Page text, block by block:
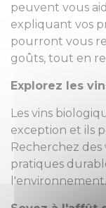
peuvent vous
expliquant vos
pourront vous
goûts, tout en
Explorez les
Les vins
exception et ils
Recherchez
pratiques
l'environnement.